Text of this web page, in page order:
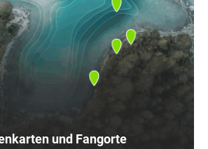
und Fangorte